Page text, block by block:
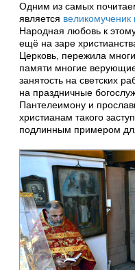
Одним из самых
является
Народная любовь к
ещё на заре
Церковь, пережила
памяти многие
занятость на светских
на праздничные
Пантелеимону и
христианам такого
подлинным примером